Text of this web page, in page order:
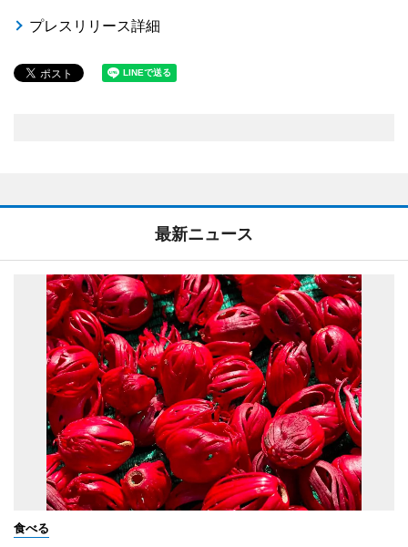
プレスリリース詳細
最新ニュース
食べる